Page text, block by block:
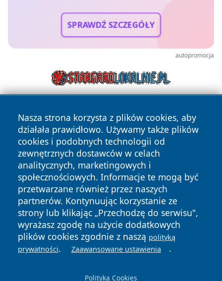
SPRAWDŹ SZCZEGÓŁY
autopromocja
Nasza strona korzysta z plików cookies, aby
działała prawidłowo. Używamy także plików
cookies i podobnych technologii od
zewnętrznych dostawców w celach
analitycznych, marketingowych i
społecznościowych. Informacje te mogą być
przetwarzane również przez naszych
partnerów. Kontynuując korzystanie ze
strony lub klikając „Przechodzę do serwisu",
wyrażasz zgodę na użycie dodatkowych
plików cookies zgodnie z naszą polityką
prywatności. Zaawansowane ustawienia .
Polityka Cookies
Copyright © 2026 24slupsk.pl Wszystkie prawa zastrzeżone.
News Autorzy
Polityka
Prywatności
Polityka
Cookies